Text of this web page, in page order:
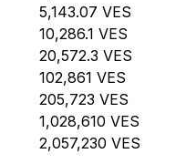
5,143.07 VES
10,286.1 VES
20,572.3 VES
102,861 VES
205,723 VES
1,028,610 VES
2,057,230 VES